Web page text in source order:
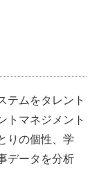
テムをタレント
トマネジメント
りの個性、学
データを分析